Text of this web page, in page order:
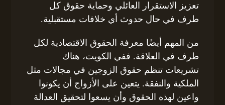
تعزيز الاستقرار العائلي وحماية حقوق كل
طرف في حال حدوث أي خلافات مستقبلية.
من المهم أيضًا معرفة الحقوق الاقتصادية لكل
طرف في العلاقة. ففي الكويت، هناك
تشريعات تنظم حقوق الزوجين في مجالات مثل
الملكية والنفقة. يتعين على الأزواج أن يكونوا
واعين لهذه الحقوق وأن يسعوا لتحقيق العدالة